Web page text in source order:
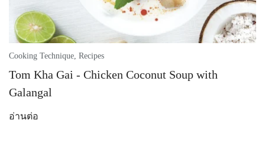
Cooking Technique, Recipes
Tom Kha Gai - Chicken Coconut Soup with
Galangal
อ่านต่อ